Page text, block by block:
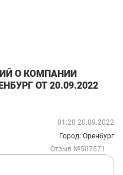
О КОМПАНИИ
ОТ 20.09.2022
01:20 20.09.2022
Город: Оренбург
Отзыв №507571